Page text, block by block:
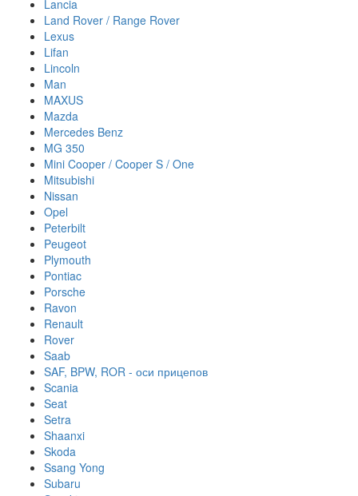
Lancia
Land Rover / Range Rover
Lexus
Lifan
Lincoln
Man
MAXUS
Mazda
Mercedes Benz
MG 350
Mini Cooper / Cooper S / One
Mitsubishi
Nissan
Opel
Peterbilt
Peugeot
Plymouth
Pontiac
Porsche
Ravon
Renault
Rover
Saab
SAF, BPW, ROR - оси прицепов
Scania
Seat
Setra
Shaanxi
Skoda
Ssang Yong
Subaru